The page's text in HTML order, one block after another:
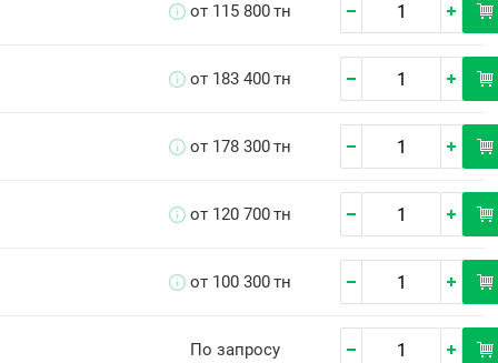
от 115 800тн
от 183 400тн
от 178 300тн
от 120 700тн
от 100 300тн
По запросу